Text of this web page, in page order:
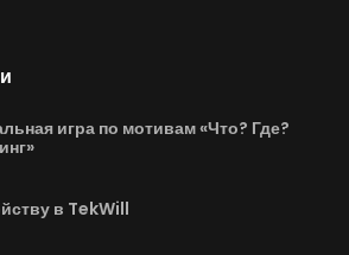
игра по мотивам «Что? Где?
в TekWill